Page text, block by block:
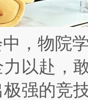
，物院
力以赴，
强的竞